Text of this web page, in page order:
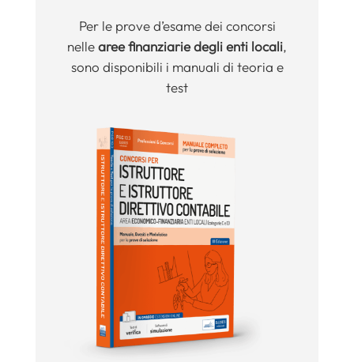
Per le prove d’esame dei concorsi
nellearee finanziarie degli enti locali,
sono disponibili i manuali di teoria e
test